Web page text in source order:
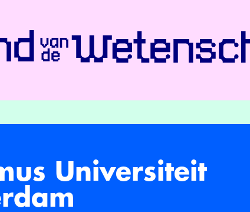
Universiteit